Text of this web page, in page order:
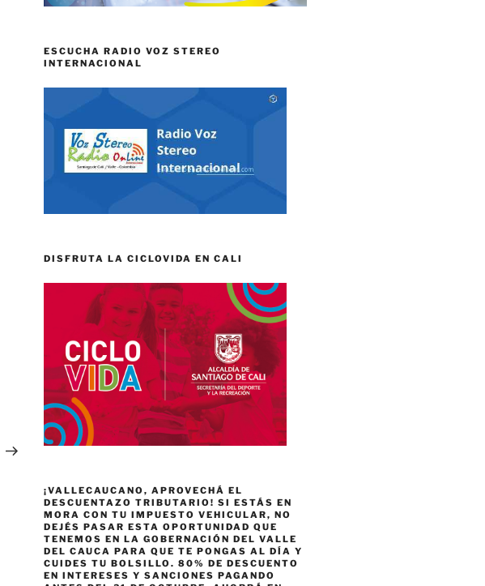
Siguiente
entrada
ESCUCHA RADIO VOZ STEREO
INTERNACIONAL
DISFRUTA LA CICLOVIDA EN CALI
¡VALLECAUCANO, APROVECHÁ EL
DESCUENTAZO TRIBUTARIO! SI ESTÁS EN
MORA CON TU IMPUESTO VEHICULAR, NO
DEJÉS PASAR ESTA OPORTUNIDAD QUE
TENEMOS EN LA GOBERNACIÓN DEL VALLE
DEL CAUCA PARA QUE TE PONGAS AL DÍA Y
CUIDES TU BOLSILLO. 80% DE DESCUENTO
EN INTERESES Y SANCIONES PAGANDO